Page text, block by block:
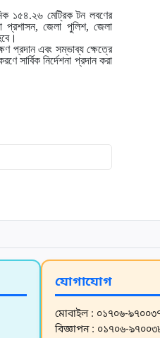
১৫৪.২৬ মেট্রিক টন লবণের
প্রশাসন, জেলা পুলিশ, জেলা
প্রদান এবং সম্ভাব্য ক্ষেত্রে
সার্বিক নির্দেশনা প্রদান করা
যোগাযোগ
মোবাইল : ০১৭০৬-
বিজ্ঞাপন : ০১৭০৬-